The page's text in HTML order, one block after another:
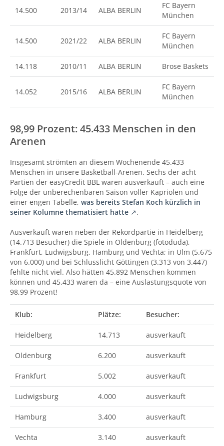
14.500 2013/14 ALBA BERLIN
FC Bayern
München
14.500 2021/22 ALBA BERLIN
FC Bayern
München
14.118 2010/11 ALBA BERLIN Brose Baskets
14.052 2015/16 ALBA BERLIN
FC Bayern
München
98,99 Prozent: 45.433 Menschen in den
Arenen
Insgesamt strömten an diesem Wochenende 45.433
Menschen in unsere Basketball-Arenen. Sechs der acht
Partien der easyCredit BBL waren ausverkauft – auch eine
Folge der unberechenbaren Saison voller Kapriolen und
einer engen Tabelle, was bereits Stefan Koch kürzlich in
seiner Kolumne thematisiert hatte
.
Ausverkauft waren neben der Rekordpartie in Heidelberg
(14.713 Besucher) die Spiele in Oldenburg (fotoduda),
Frankfurt, Ludwigsburg, Hamburg und Vechta; in Ulm (5.675
von 6.000) und bei Schlusslicht Göttingen (3.313 von 3.447)
fehlte nicht viel. Also hätten 45.892 Menschen kommen
können und 45.433 waren da – eine Auslastungsquote von
98,99 Prozent!
Klub: Plätze: Besucher:
Heidelberg 14.713 ausverkauft
Oldenburg 6.200 ausverkauft
Frankfurt 5.002 ausverkauft
Ludwigsburg 4.000 ausverkauft
Hamburg 3.400 ausverkauft
Vechta 3.140 ausverkauft